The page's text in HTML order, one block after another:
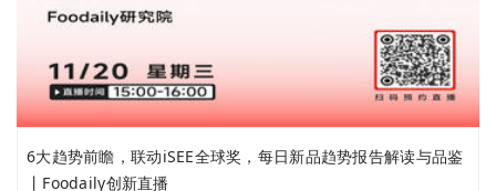
6大趋势前瞻，联动iSEE全球奖，每日新品趋势报告解读与品鉴
丨Foodaily创新直播